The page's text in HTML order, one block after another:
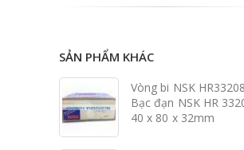
SẢN PHẨM KHÁC
Vòng bi NSK
Bạc đạn NSK HR
40 x 80 x 32mm